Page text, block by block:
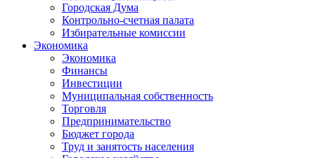
Городская Дума
Контрольно-счетная палата
Избирательные комиссии
Экономика
Экономика
Финансы
Инвестиции
Муниципальная собственность
Торговля
Предпринимательство
Бюджет города
Труд и занятость населения